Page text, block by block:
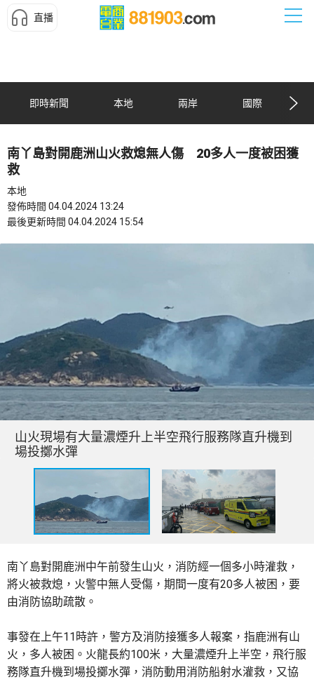
直播
即時新聞 本地 兩岸 國際
南丫島對開鹿洲山火救熄無人傷 20多人一度被困獲
救
本地
發佈時間 04.04.2024 13:24
最後更新時間 04.04.2024 15:54
山火現場有大量濃煙升上半空飛行服務隊直升機到
場投擲水彈
南丫島對開鹿洲中午前發生山火，消防經一個多小時灌救，
將火被救熄，火警中無人受傷，期間一度有20多人被困，要
由消防協助疏散。
事發在上午11時許，警方及消防接獲多人報案，指鹿洲有山
火，多人被困。火龍長約100米，大量濃煙升上半空，飛行服
務隊直升機到場投擲水彈，消防動用消防船射水灌救，又協